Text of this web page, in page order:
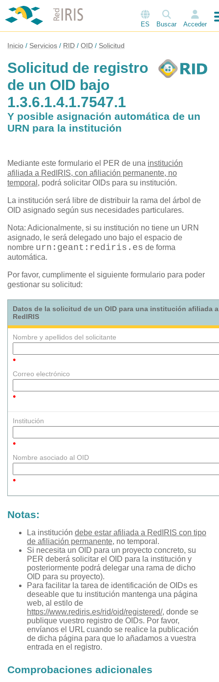
ES Buscar Acceder
Inicio Servicios RID OID Solicitud
Solicitud de registro
de un OID bajo
1.3.6.1.4.1.7547.1
Y posible asignación automática de un
URN para la institución
Mediante este formulario el PER de una institución
afiliada a RedIRIS, con afiliación permanente, no
temporal, podrá solicitar OIDs para su institución.
La institución será libre de distribuir la rama del árbol de
OID asignado según sus necesidades particulares.
Nota: Adicionalmente, si su institución no tiene un URN
asignado, le será delegado uno bajo el espacio de
nombre urn:geant:rediris.es de forma
automática.
Por favor, cumplimente el siguiente formulario para poder
gestionar su solicitud:
Datos de la solicitud de un OID para una institución afiliada a
RedIRIS
Nombre y apellidos del solicitante
•
Correo electrónico
•
Institución
•
Nombre asociado al OID
•
Notas:
La institución debe estar afiliada a RedIRIS con tipo
de afiliación permanente, no temporal.
Si necesita un OID para un proyecto concreto, su
PER deberá solicitar el OID para la institución y
posteriormente podrá delegar una rama de dicho
OID para su proyecto).
Para facilitar la tarea de identificación de OIDs es
deseable que tu institución mantenga una página
web, al estilo de
https://www.rediris.es/rid/oid/registered/, donde se
publique vuestro registro de OIDs. Por favor,
envíanos el URL cuando se realice la publicación
de dicha página para que lo añadamos a vuestra
entrada en el registro.
Comprobaciones adicionales